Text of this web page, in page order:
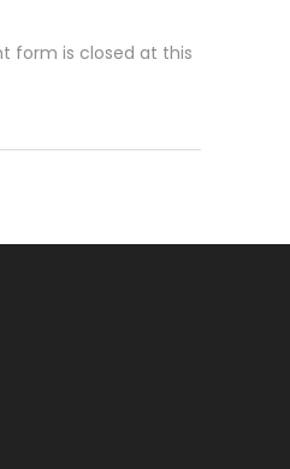
form is closed at this